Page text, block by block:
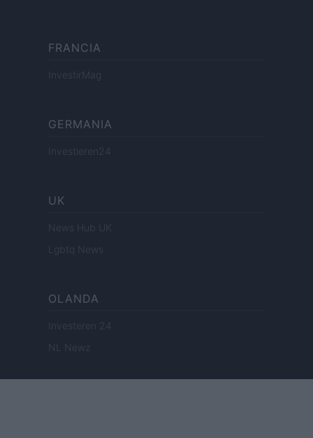
FRANCIA
InvestirMag
GERMANIA
Investieren24
UK
News Hub UK
Lgbtq News
OLANDA
Investeren 24
NL Newz